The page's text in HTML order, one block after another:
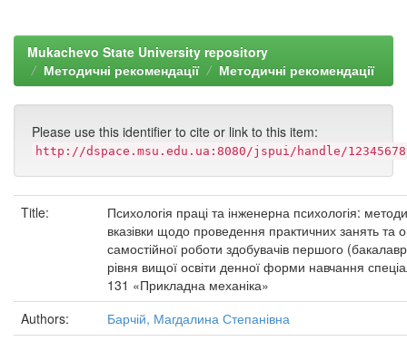
Mukachevo State University repository
Методичні рекомендації
Методичні рекомендації
Please use this identifier to cite or link to this item:
http://dspace.msu.edu.ua:8080/jspui/handle/
Title:
Психологія праці та інженерна психологія:
вказівки щодо проведення практичних занять та
самостійної роботи здобувачів першого
рівня вищої освіти денної форми навчання
131 «Прикладна механіка»
Authors:
Барчій, Магдалина Степанівна